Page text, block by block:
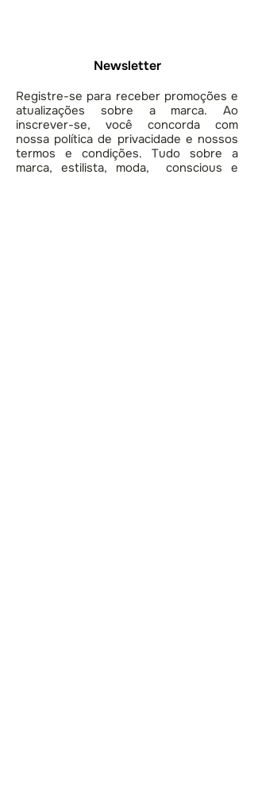
Newsletter
Registre-se para receber promoções e
atualizações sobre a marca. Ao
inscrever-se, você concorda com
nossa política de privacidade e nossos
termos e condições. Tudo sobre a
marca, estilista, moda, conscious e